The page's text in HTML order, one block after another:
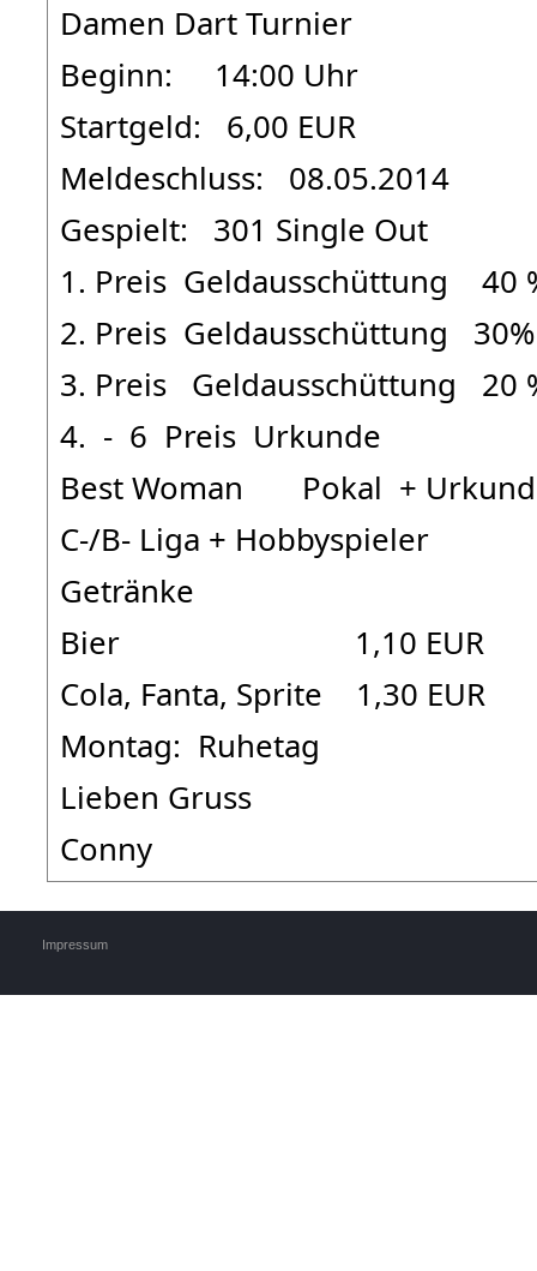
Damen Dart Turnier
Beginn: 14:00 Uhr
Startgeld: 6,00 EUR
Meldeschluss: 08.05.2014
Gespielt: 301 Single Out
1. Preis Geldausschüttung 40
2. Preis Geldausschüttung 30%
3. Preis Geldausschüttung 20
4. - 6 Preis Urkunde
Best Woman Pokal +
C-/B- Liga + Hobbyspieler
Getränke
Bier 1,10 EUR
Cola, Fanta, Sprite 1,30 EUR
Montag: Ruhetag
Lieben Gruss
Conny
Impressum